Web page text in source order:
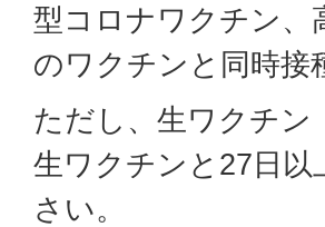
型コロナワクチン、
のワクチンと同時接
ただし、生ワクチン
生ワクチンと27日
さい。